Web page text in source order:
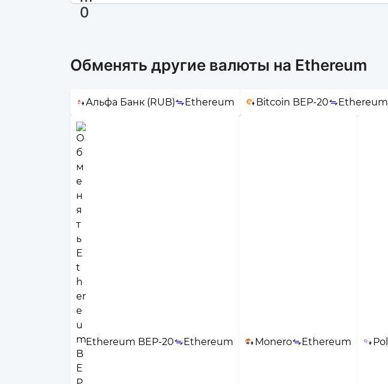
Обменять другие валюты на Ethereum
Альфа Банк (RUB) Ethereum Bitcoin BEP-20 Ethereum
Ethereum BEP-20 Ethereum Monero Ethereum